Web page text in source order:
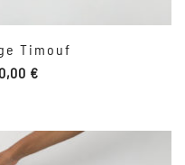
Timouf
€